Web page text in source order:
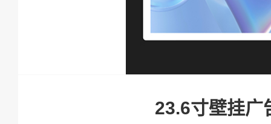
23.6寸壁挂广